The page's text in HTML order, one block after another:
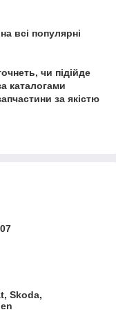
всі популярні
чи підійде
каталогами
за якістю
Skoda,